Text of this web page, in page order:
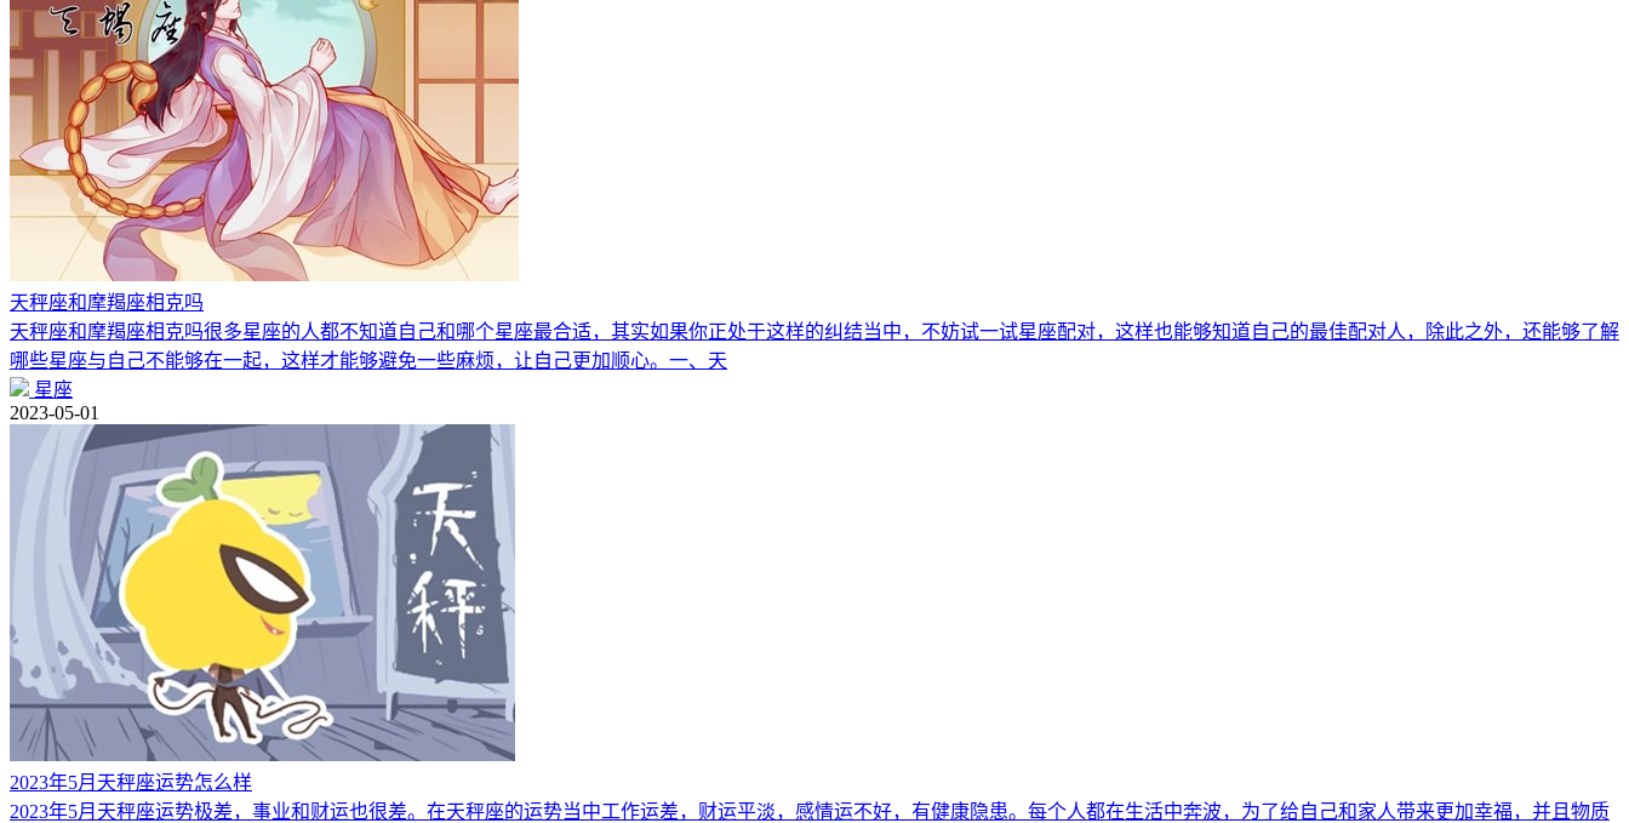
天秤座和摩羯座相克吗
天秤座和摩羯座相克吗很多星座的人都不知道自己和哪个星座最合适，其实如果你正处于这样的纠结当中，不妨试一试星座配对，这样也能够知道自己的最佳配对人，除此之外，还能够了解
哪些星座与自己不能够在一起，这样才能够避免一些麻烦，让自己更加顺心。一、天
星座
2023-05-01
2023年5月天秤座运势怎么样
2023年5月天秤座运势极差，事业和财运也很差。在天秤座的运势当中工作运差，财运平淡，感情运不好，有健康隐患。每个人都在生活中奔波，为了给自己和家人带来更加幸福，并且物质